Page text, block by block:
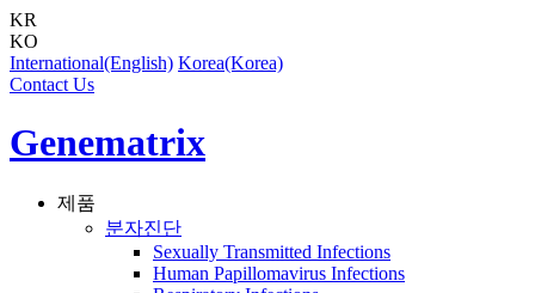
KR
KO
International(English) Korea(Korea)
Contact Us
Genematrix
제품
분자진단
Sexually Transmitted Infections
Human Papillomavirus Infections